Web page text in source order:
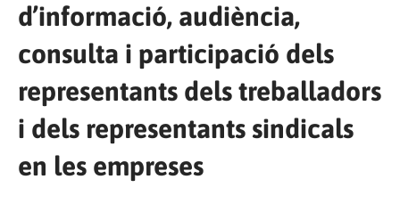
d’informació, audiència,
consulta i participació dels
representants dels treballadors
i dels representants sindicals
en les empreses